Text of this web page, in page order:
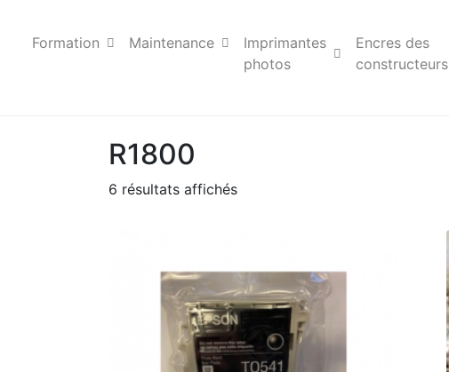
Formation Maintenance
Imprimantes
photos
Encres des
constructeurs
R1800
6 résultats affichés